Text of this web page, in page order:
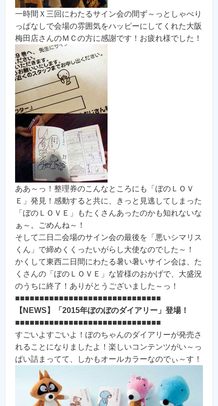
一時間Ｘ三回にわたるサイン会の間ず～っとしゃべり
っぱなしで会場の雰囲気をハッピーにしてくれた大阪
梅田店さんのＭＣの方に感謝です！お疲れ様でした！
ああ～っ！整理券のこんなところにも「ぼのＬＯＶ
Ｅ」発見！感動すると共に、きっと見逃してしまった
「ぼのＬＯＶＥ」もたくさんあったのかも知れないな
ぁ～。ごめんね～！
そして二日二会場のサイン会の最後を「悪いシマリス
くん」で締めくくったいがらし大使なのでした～！
かくして東西二日間にわたる暑い暑いサイン会は、た
くさんの「ぼのＬＯＶＥ」な皆様のおかげで、大盛況
のうちに終了！ありがとうございました～っ！
■■■■■■■■■■■■■■■■■■■■■■■■■■■■■■
【NEWS】「2015年ぼのぼのダイアリー」登場！
■■■■■■■■■■■■■■■■■■■■■■■■■■■■■■
すごいよすごいよ！ぼのちゃんのダイアリーが発売さ
れることになりましたよ！楽しいコンテンツがい～っ
ぱい詰まってて、しかもオールカラーなのでぃ～す！